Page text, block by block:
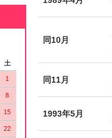
同10月
同11月
1993年5月
土
1
8
15
22